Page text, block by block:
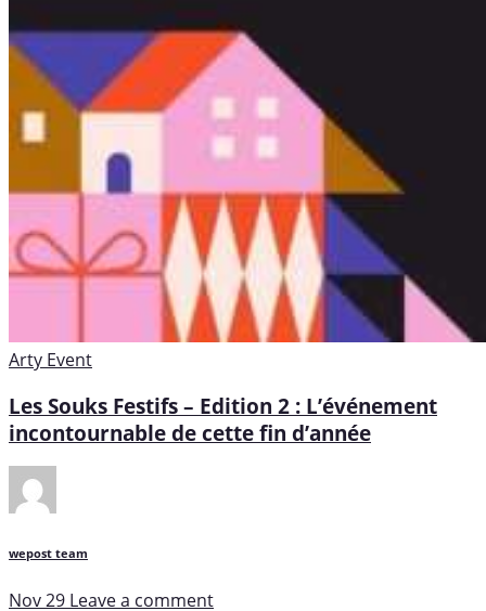
Arty Event
Les Souks Festifs – Edition 2 : L’événement
incontournable de cette fin d’année
wepost team
Nov 29 Leave a comment